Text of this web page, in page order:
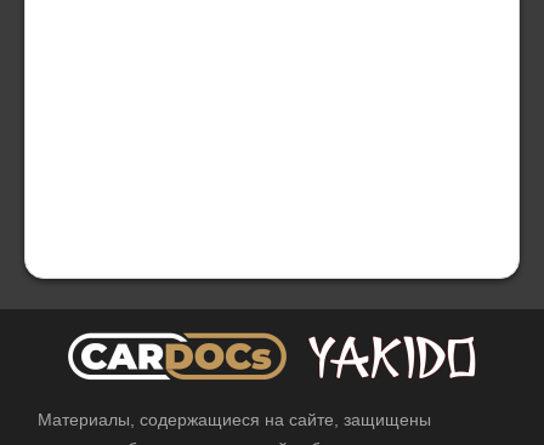
Материалы, содержащиеся на сайте, защищены